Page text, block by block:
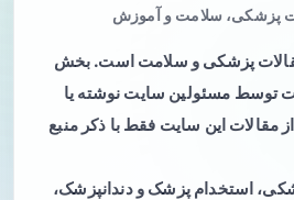
پزشکی، سلامت و آموزش
پزشکی و سلامت است. بخش
توسط مسئولین سایت نوشته یا
مقالات این سایت فقط با ذکر منبع
استخدام پزشک و دندانپزشک،